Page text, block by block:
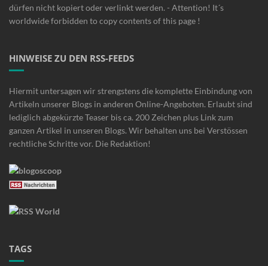
dürfen nicht kopiert oder verlinkt werden. - Attention! It´s
worldwide forbidden to copy contents of this page !
HINWEISE ZU DEN RSS-FEEDS
Hiermit untersagen wir strengstens die komplette Einbindung von
Artikeln unserer Blogs in anderen Online-Angeboten. Erlaubt sind
lediglich abgekürzte Teaser bis ca. 200 Zeichen plus Link zum
ganzen Artikel in unseren Blogs. Wir behalten uns bei Verstössen
rechtliche Schritte vor. Die Redaktion!
TAGS